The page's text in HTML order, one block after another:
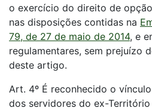
o exercício do direito de
nas disposições contidas na
79, de 27 de maio de 2014, e
regulamentares, sem prejuízo
deste artigo.
Art. 4º É reconhecido o
dos servidores do ex-